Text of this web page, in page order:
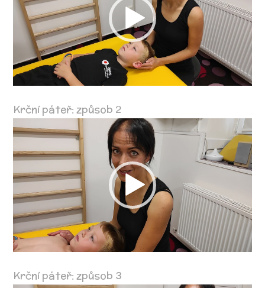
Krční páteř: způsob 2
Video
přehrávač
Krční páteř: způsob 3